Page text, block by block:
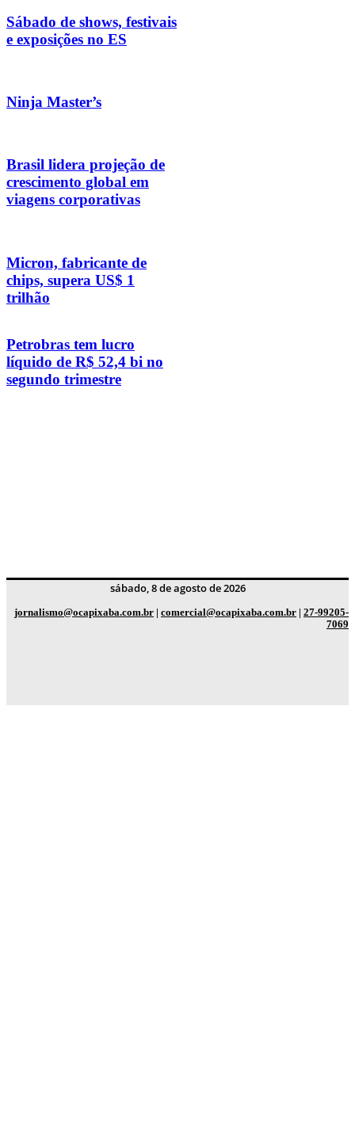
Sábado de shows, festivais
e exposições no ES
Ninja Master’s
Brasil lidera projeção de
crescimento global em
viagens corporativas
Micron, fabricante de
chips, supera US$ 1
trilhão
Petrobras tem lucro
líquido de R$ 52,4 bi no
segundo trimestre
sábado, 8 de agosto de 2026
jornalismo@ocapixaba.com.br | comercial@ocapixaba.com.br | 27-99205-
7069